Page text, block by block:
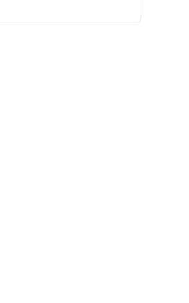
Soft Skills Agente